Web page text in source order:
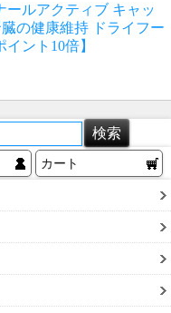
ールアクティブ キャッ
臓の健康維持 ドライフー
ント10倍】
カート